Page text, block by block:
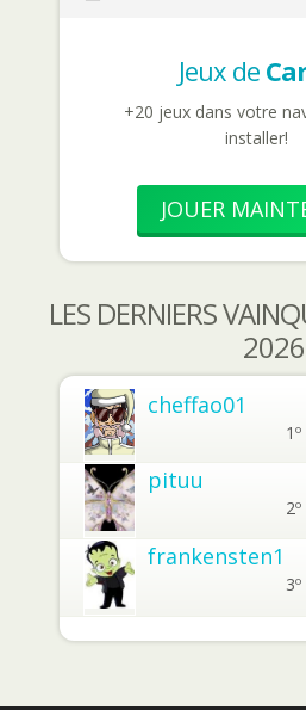
Jeux de
+20 jeux dans votre
installer!
JOUER
LES DERNIERS
2026
cheffao01
1º
pituu
2º
frankensten1
3º